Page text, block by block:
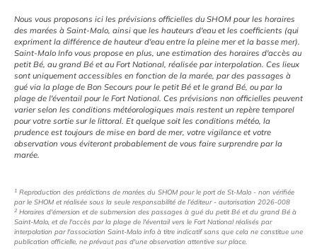
Nous vous proposons ici les prévisions officielles du SHOM pour les horaires
des marées à Saint-Malo, ainsi que les hauteurs d'eau et les coefficients (qui
expriment la différence de hauteur d'eau entre la pleine mer et la basse mer).
Saint-Malo Info vous propose en plus, une estimation des horaires d'accès au
petit Bé, au grand Bé et au Fort National, réalisée par interpolation. Ces lieux
sont uniquement accessibles en fonction de la marée, par des passages à
gué via la plage de Bon Secours pour le petit Bé et le grand Bé, ou par la
plage de l'éventail pour le Fort National. Ces prévisions non officielles peuvent
varier selon les conditions météorologiques mais restent un repère temporel
pour votre sortie sur le littoral. Et quelque soit les conditions météo, la
prudence est toujours de mise en bord de mer, votre vigilance et votre
observation vous éviteront probablement de vous faire surprendre par la
marée.
1 Reproduction des prédictions de marées du SHOM pour le port de St-Malo - non vérifiée
par le SHOM et réalisée sous la seule responsabilité de l’éditeur - autorisation 2026-008
2 Horaires d'émersion et de submersion des passages à gué du petit Bé et du grand Bé à
Saint-Malo, et de l'accès par la plage de l'éventail vers le Fort National réalisés par
interpolation par l'association Saint-Malo info à titre indicatif sans que cela ne constitue une
publication officielle, ne prévaut pas d'une observation attentive sur place.